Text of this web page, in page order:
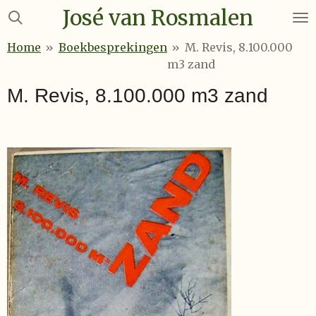
Ga
naar
José van Rosmalen
Home » Boekbesprekingen » M. Revis, 8.100.000
m3 zand
M. Revis, 8.100.000 m3 zand